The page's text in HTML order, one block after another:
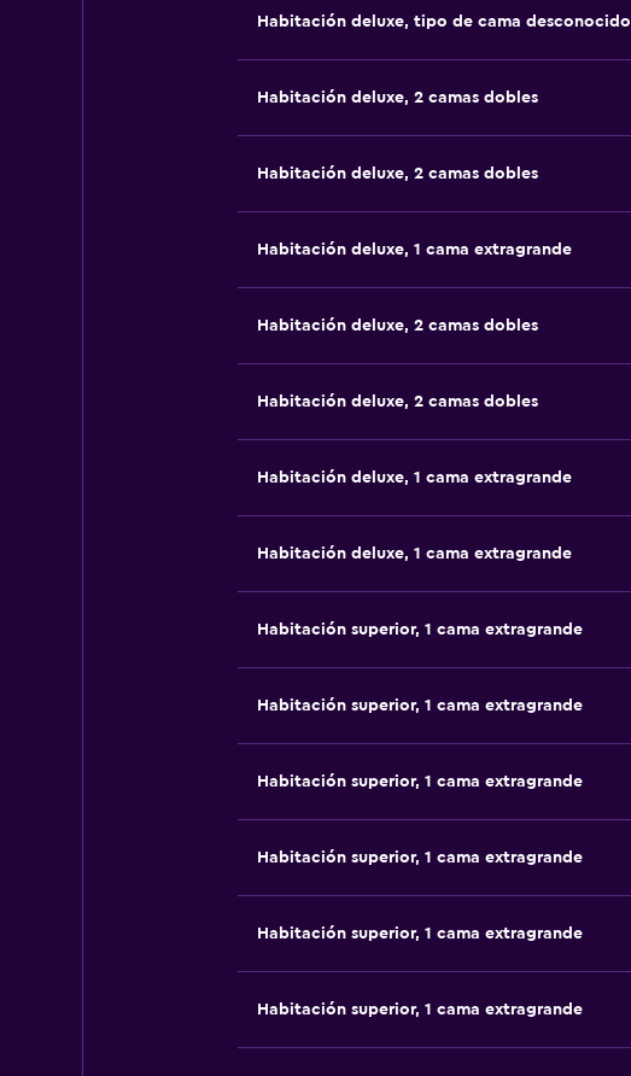
Habitación deluxe, tipo de cama desconocido
Habitación deluxe, 2 camas dobles
Habitación deluxe, 2 camas dobles
Habitación deluxe, 1 cama extragrande
Habitación deluxe, 2 camas dobles
Habitación deluxe, 2 camas dobles
Habitación deluxe, 1 cama extragrande
Habitación deluxe, 1 cama extragrande
Habitación superior, 1 cama extragrande
Habitación superior, 1 cama extragrande
Habitación superior, 1 cama extragrande
Habitación superior, 1 cama extragrande
Habitación superior, 1 cama extragrande
Habitación superior, 1 cama extragrande